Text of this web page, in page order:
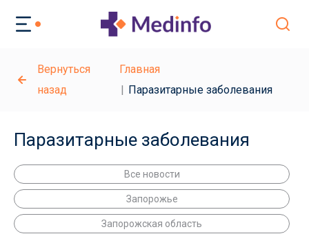
Вернуться
назад
Главная
Паразитарные заболевания
Паразитарные заболевания
Все новости
Запорожье
Запорожская область